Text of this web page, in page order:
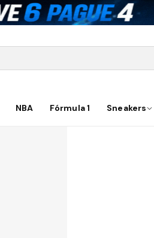
PORTUGAL🟢🔴 Portugal 2025
NBA Fórmula 1 Sneakers